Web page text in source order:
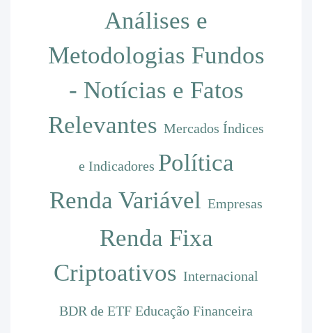
Análises e
Metodologias Fundos
- Notícias e Fatos
Relevantes Mercados Índices
e Indicadores Política
Renda Variável Empresas
Renda Fixa
Criptoativos Internacional
BDR de ETF Educação Financeira